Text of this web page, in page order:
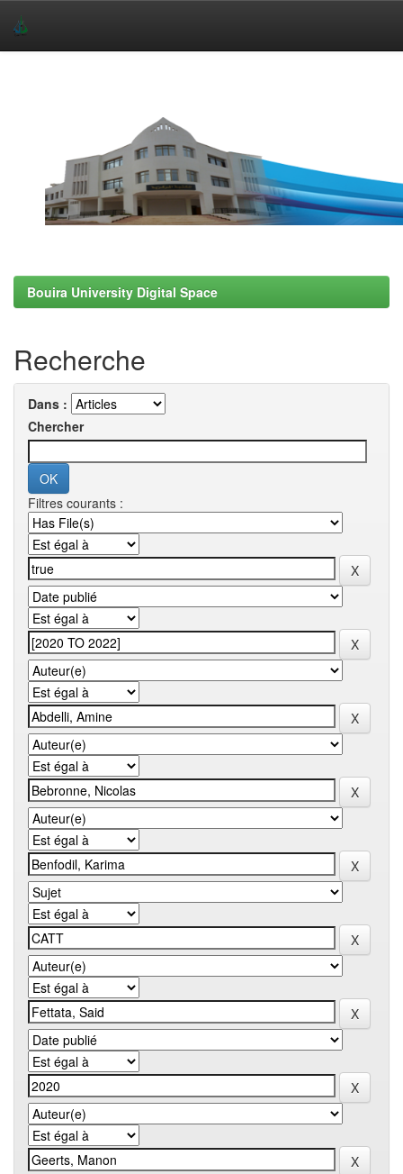
Bouira University Digital Space
Recherche
Dans :
Chercher
Filtres courants :